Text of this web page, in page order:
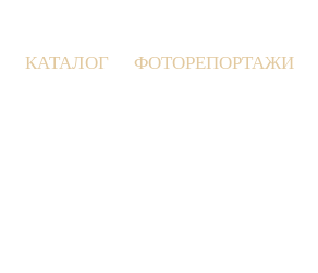
КАТАЛОГ ФОТОРЕПОРТАЖИ